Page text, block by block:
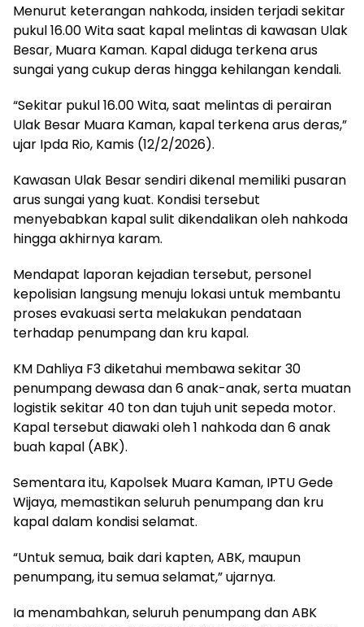
Menurut keterangan nahkoda, insiden terjadi sekitar
pukul 16.00 Wita saat kapal melintas di kawasan Ulak
Besar, Muara Kaman. Kapal diduga terkena arus
sungai yang cukup deras hingga kehilangan kendali.
“Sekitar pukul 16.00 Wita, saat melintas di perairan
Ulak Besar Muara Kaman, kapal terkena arus deras,”
ujar Ipda Rio, Kamis (12/2/2026).
Kawasan Ulak Besar sendiri dikenal memiliki pusaran
arus sungai yang kuat. Kondisi tersebut
menyebabkan kapal sulit dikendalikan oleh nahkoda
hingga akhirnya karam.
Mendapat laporan kejadian tersebut, personel
kepolisian langsung menuju lokasi untuk membantu
proses evakuasi serta melakukan pendataan
terhadap penumpang dan kru kapal.
KM Dahliya F3 diketahui membawa sekitar 30
penumpang dewasa dan 6 anak-anak, serta muatan
logistik sekitar 40 ton dan tujuh unit sepeda motor.
Kapal tersebut diawaki oleh 1 nahkoda dan 6 anak
buah kapal (ABK).
Sementara itu, Kapolsek Muara Kaman, IPTU Gede
Wijaya, memastikan seluruh penumpang dan kru
kapal dalam kondisi selamat.
“Untuk semua, baik dari kapten, ABK, maupun
penumpang, itu semua selamat,” ujarnya.
Ia menambahkan, seluruh penumpang dan ABK